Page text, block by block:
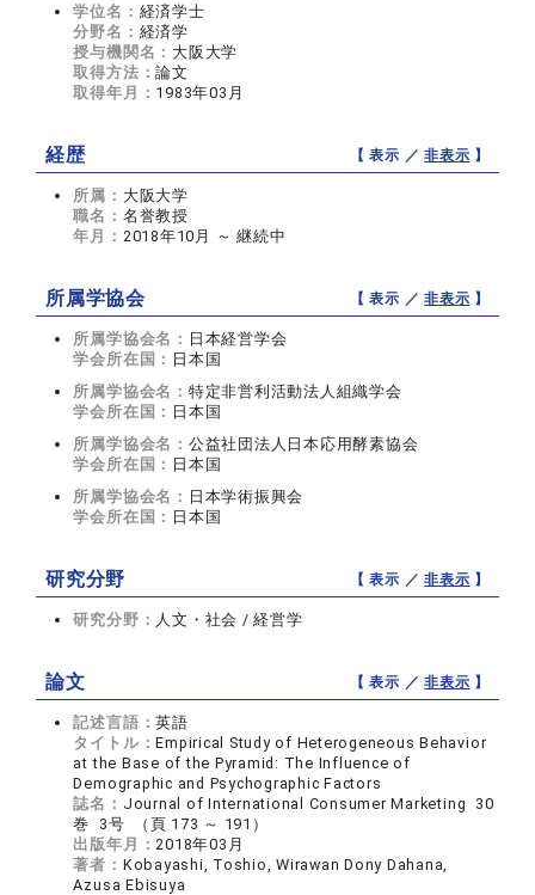
学位名： 経済学士
分野名： 経済学
授与機関名： 大阪大学
取得方法：論文
取得年月： 1983年03月
経歴 【 表示 ／非表示 】
所属： 大阪大学
職名： 名誉教授
年月： 2018年10月 ～ 継続中
所属学協会 【 表示 ／非表示 】
所属学協会名： 日本経営学会
学会所在国： 日本国
所属学協会名： 特定非営利活動法人組織学会
学会所在国： 日本国
所属学協会名： 公益社団法人日本応用酵素協会
学会所在国： 日本国
所属学協会名： 日本学術振興会
学会所在国： 日本国
研究分野 【 表示 ／非表示 】
研究分野： 人文・社会 / 経営学
論文 【 表示 ／非表示 】
記述言語：英語
タイトル：Empirical Study of Heterogeneous Behavior
at the Base of the Pyramid: The Influence of
Demographic and Psychographic Factors
誌名： Journal of International Consumer Marketing 30
巻 3号 （頁 173 ～ 191）
出版年月： 2018年03月
著者： Kobayashi, Toshio, Wirawan Dony Dahana,
Azusa Ebisuya